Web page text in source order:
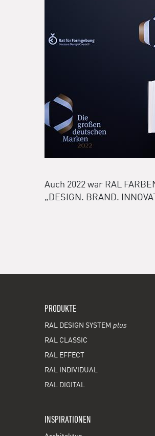
Auch 2022 war RAL
„DESIGN. BRAND.
PRODUKTE
RAL DESIGN SYSTEM plus
RAL CLASSIC
RAL EFFECT
RAL INDIVIDUAL
RAL DIGITAL
INSPIRATIONEN